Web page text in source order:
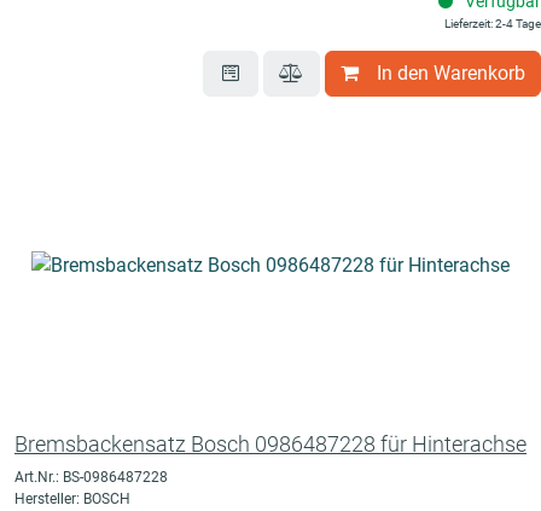
Lieferzeit: 2-4 Tage
In den Warenkorb
Bremsbackensatz Bosch 0986487228 für Hinterachse
Art.Nr.: BS-0986487228
Hersteller: BOSCH